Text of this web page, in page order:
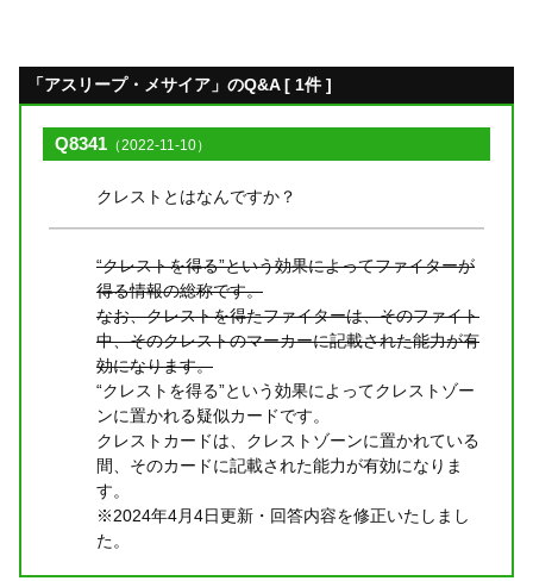
「アスリープ・メサイア」のQ&A [ 1件 ]
Q8341 （2022-11-10）
クレストとはなんですか？
“クレストを得る”という効果によってファイターが
得る情報の総称です。
なお、クレストを得たファイターは、そのファイト
中、そのクレストのマーカーに記載された能力が有
効になります。
“クレストを得る”という効果によってクレストゾー
ンに置かれる疑似カードです。
クレストカードは、クレストゾーンに置かれている
間、そのカードに記載された能力が有効になりま
す。
※2024年4月4日更新・回答内容を修正いたしまし
た。